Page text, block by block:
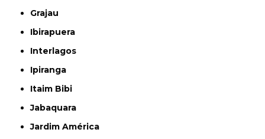
Grajau
Ibirapuera
Interlagos
Ipiranga
Itaim Bibi
Jabaquara
Jardim América